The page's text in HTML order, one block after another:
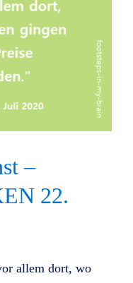
–
22.
allem dort, wo